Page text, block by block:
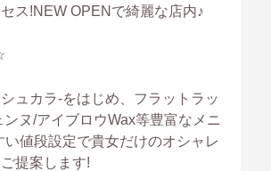
ス!NEW OPENで綺麗な店内♪
ュカラ-をはじめ、フラットラッ
ンヌ/アイブロウWax等豊富なメニ
い値段設定で貴女だけのオシャレ
提案します!